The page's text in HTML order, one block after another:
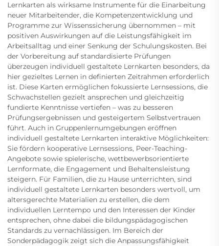
Lernkarten als wirksame Instrumente für die Einarbeitung
neuer Mitarbeitender, die Kompetenzentwicklung und
Programme zur Wissenssicherung übernommen – mit
positiven Auswirkungen auf die Leistungsfähigkeit im
Arbeitsalltag und einer Senkung der Schulungskosten. Bei
der Vorbereitung auf standardisierte Prüfungen
überzeugen individuell gestaltete Lernkarten besonders, da
hier gezieltes Lernen in definierten Zeitrahmen erforderlich
ist. Diese Karten ermöglichen fokussierte Lernsessions, die
Schwachstellen gezielt ansprechen und gleichzeitig
fundierte Kenntnisse vertiefen – was zu besseren
Prüfungsergebnissen und gesteigertem Selbstvertrauen
führt. Auch in Gruppenlernumgebungen eröffnen
individuell gestaltete Lernkarten interaktive Möglichkeiten:
Sie fördern kooperative Lernsessions, Peer-Teaching-
Angebote sowie spielerische, wettbewerbsorientierte
Lernformate, die Engagement und Behaltensleistung
steigern. Für Familien, die zu Hause unterrichten, sind
individuell gestaltete Lernkarten besonders wertvoll, um
altersgerechte Materialien zu erstellen, die dem
individuellen Lerntempo und den Interessen der Kinder
entsprechen, ohne dabei die bildungspädagogischen
Standards zu vernachlässigen. Im Bereich der
Sonderpädagogik zeigt sich die Anpassungsfähigkeit